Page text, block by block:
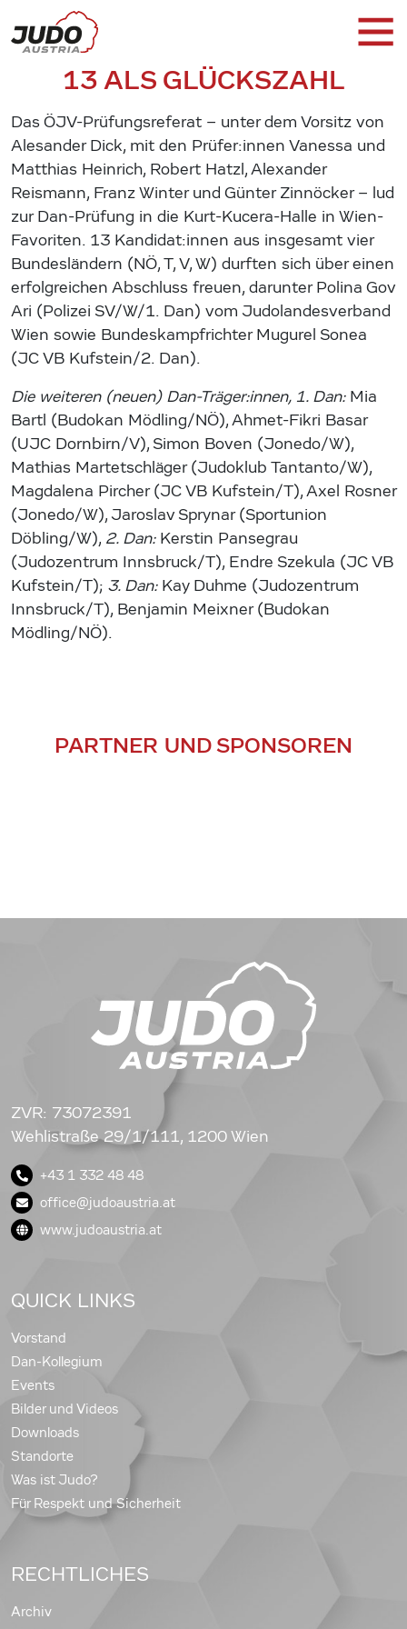
13 ALS GLÜCKSZAHL
Das ÖJV-Prüfungsreferat – unter dem Vorsitz von
Alesander Dick, mit den Prüfer:innen Vanessa und
Matthias Heinrich, Robert Hatzl, Alexander
Reismann, Franz Winter und Günter Zinnöcker – lud
zur Dan-Prüfung in die Kurt-Kucera-Halle in Wien-
Favoriten. 13 Kandidat:innen aus insgesamt vier
Bundesländern (NÖ, T, V, W) durften sich über einen
erfolgreichen Abschluss freuen, darunter Polina Gov
Ari (Polizei SV/W/1. Dan) vom Judolandesverband
Wien sowie Bundeskampfrichter Mugurel Sonea
(JC VB Kufstein/2. Dan).
Die weiteren (neuen) Dan-Träger:innen, 1. Dan: Mia
Bartl (Budokan Mödling/NÖ), Ahmet-Fikri Basar
(UJC Dornbirn/V), Simon Boven (Jonedo/W),
Mathias Martetschläger (Judoklub Tantanto/W),
Magdalena Pircher (JC VB Kufstein/T), Axel Rosner
(Jonedo/W), Jaroslav Sprynar (Sportunion
Döbling/W), 2. Dan: Kerstin Pansegrau
(Judozentrum Innsbruck/T), Endre Szekula (JC VB
Kufstein/T); 3. Dan: Kay Duhme (Judozentrum
Innsbruck/T), Benjamin Meixner (Budokan
Mödling/NÖ).
PARTNER UND SPONSOREN
ZVR: 73072391
Wehlistraße 29/1/111, 1200 Wien
+43 1 332 48 48
office@judoaustria.at
www.judoaustria.at
QUICK LINKS
Vorstand
Dan-Kollegium
Events
Bilder und Videos
Downloads
Standorte
Was ist Judo?
Für Respekt und Sicherheit
RECHTLICHES
Archiv